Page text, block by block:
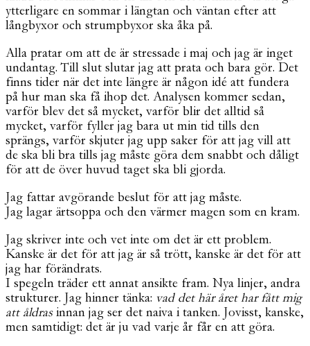
ytterligare en sommar i längtan och väntan efter att
långbyxor och strumpbyxor ska åka på.
Alla pratar om att de är stressade i maj och jag är inget
undantag. Till slut slutar jag att prata och bara gör. Det
finns tider när det inte längre är någon idé att fundera
på hur man ska få ihop det. Analysen kommer sedan,
varför blev det så mycket, varför blir det alltid så
mycket, varför fyller jag bara ut min tid tills den
sprängs, varför skjuter jag upp saker för att jag vill att
de ska bli bra tills jag måste göra dem snabbt och dåligt
för att de över huvud taget ska bli gjorda.
Jag fattar avgörande beslut för att jag måste.
Jag lagar ärtsoppa och den värmer magen som en kram.
Jag skriver inte och vet inte om det är ett problem.
Kanske är det för att jag är så trött, kanske är det för att
jag har förändrats.
I spegeln träder ett annat ansikte fram. Nya linjer, andra
strukturer. Jag hinner tänka: vad det här året har fått mig
att åldrasinnan jag ser det naiva i tanken. Jovisst, kanske,
men samtidigt: det är ju vad varje år får en att göra.